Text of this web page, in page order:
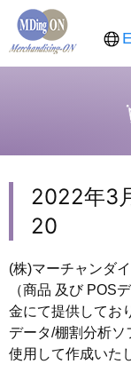
2022年3
20
(株)マーチャンダ
（商品 及び POS
金にて提供してお
データ/棚割分析ソ
使用して作成いた